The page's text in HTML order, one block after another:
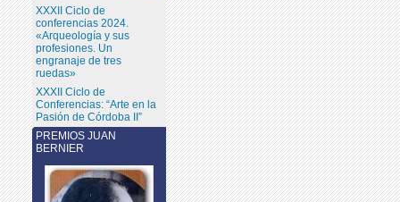
XXXII Ciclo de
conferencias 2024.
«Arqueología y sus
profesiones. Un
engranaje de tres
ruedas»
XXXII Ciclo de
Conferencias: “Arte en la
Pasión de Córdoba II”
PREMIOS JUAN
BERNIER